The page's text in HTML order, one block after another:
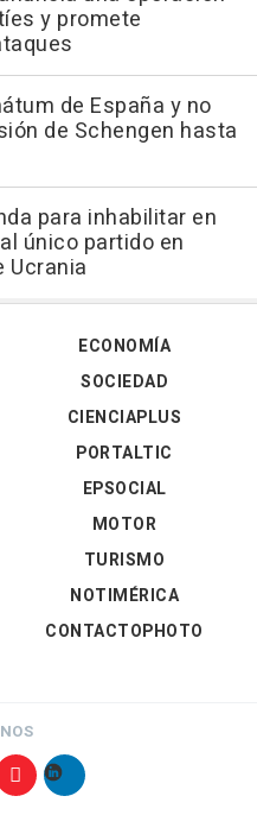
y promete
de España y no
de Schengen hasta
para inhabilitar en
único partido en
Ucrania
ECONOMÍA
SOCIEDAD
CIENCIAPLUS
PORTALTIC
EPSOCIAL
MOTOR
TURISMO
NOTIMÉRICA
CONTACTOPHOTO